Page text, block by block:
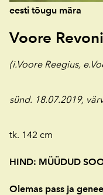
eesti tõugu mära
Voore
(i.Voore Reegius,
sünd. 18.07.2019,
tk. 142 cm
HIND: MÜÜDUD
Olemas pass ja